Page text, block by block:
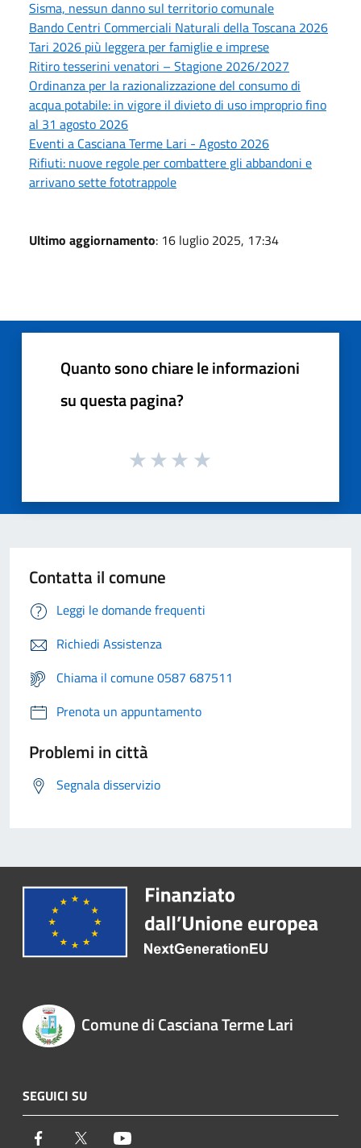
Sisma, nessun danno sul territorio comunale
Bando Centri Commerciali Naturali della Toscana 2026
Tari 2026 più leggera per famiglie e imprese
Ritiro tesserini venatori – Stagione 2026/2027
Ordinanza per la razionalizzazione del consumo di
acqua potabile: in vigore il divieto di uso improprio fino
al 31 agosto 2026
Eventi a Casciana Terme Lari - Agosto 2026
Rifiuti: nuove regole per combattere gli abbandoni e
arrivano sette fototrappole
Ultimo aggiornamento: 16 luglio 2025, 17:34
Quanto sono chiare le informazioni
su questa pagina?
Contatta il comune
Leggi le domande frequenti
Richiedi Assistenza
Chiama il comune 0587 687511
Prenota un appuntamento
Problemi in città
Segnala disservizio
Comune di Casciana Terme Lari
SEGUICI SU
Facebook Twitter